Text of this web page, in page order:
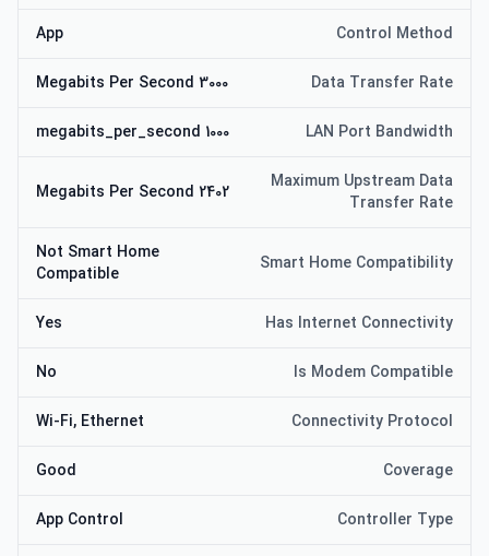
Control Method
App
Data Transfer Rate
3000 Megabits Per Second
LAN Port Bandwidth
1000 megabits_per_second
Maximum Upstream Data
Transfer Rate
2402 Megabits Per Second
Smart Home Compatibility
Not Smart Home
Compatible
Has Internet Connectivity
Yes
Is Modem Compatible
No
Connectivity Protocol
Wi-Fi, Ethernet
Coverage
Good
Controller Type
App Control